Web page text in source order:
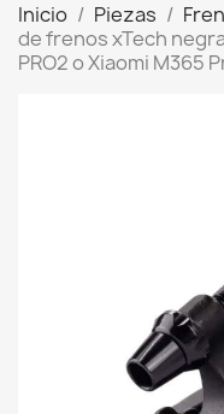
Inicio Piezas
de frenos xTech
PRO2 o Xiaomi M365